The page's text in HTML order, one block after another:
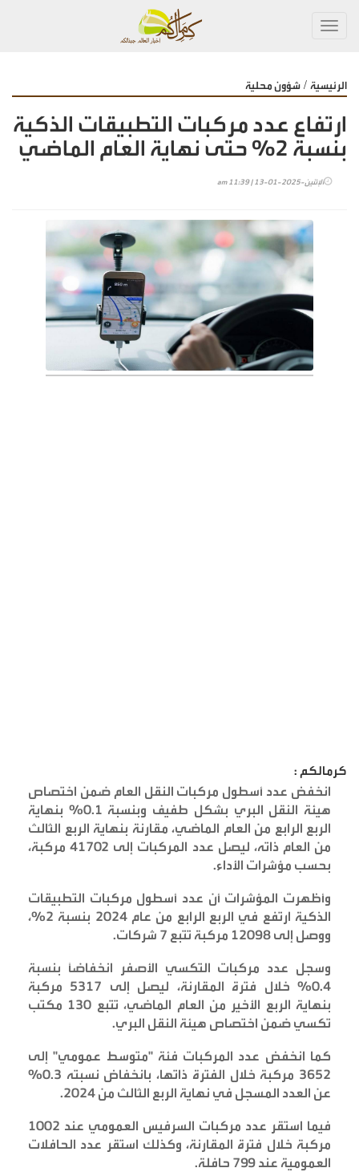
الرئيسية / شؤون محلية
ارتفاع عدد مركبات التطبيقات الذكية
بنسبة 2% حتى نهاية العام الماضي
الإثنين-2025-01-13 | 11:39 am
كرمالكم :
انخفض عدد أسطول مركبات النقل العام ضمن اختصاص
هيئة النقل البري بشكل طفيف وبنسبة 0.1% بنهاية
الربع الرابع من العام الماضي، مقارنة بنهاية الربع الثالث
من العام ذاته، ليصل عدد المركبات إلى 41702 مركبة،
بحسب مؤشرات الأداء.
وأظهرت المؤشرات أن عدد أسطول مركبات التطبيقات
الذكية ارتفع في الربع الرابع من عام 2024 بنسبة 2%،
ووصل إلى 12098 مركبة تتبع 7 شركات
.
وسجل عدد مركبات التكسي الأصفر انخفاضاً بنسبة
0.4% خلال فترة المقارنة، ليصل إلى 5317 مركبة
بنهاية الربع الأخير من العام الماضي، تتبع 130 مكتب
تكسي ضمن اختصاص هيئة النقل البري.
كما انخفض عدد المركبات فئة "متوسط عمومي" إلى
3652 مركبة خلال الفترة ذاتها، بانخفاض نسبته 0.3%
عن العدد المسجل في نهاية الربع الثالث من 2024
.
فيما استقر عدد مركبات السرفيس العمومي عند 1002
مركبة خلال فترة المقارنة، وكذلك استقر عدد الحافلات
العمومية عند 799 حافلة
.